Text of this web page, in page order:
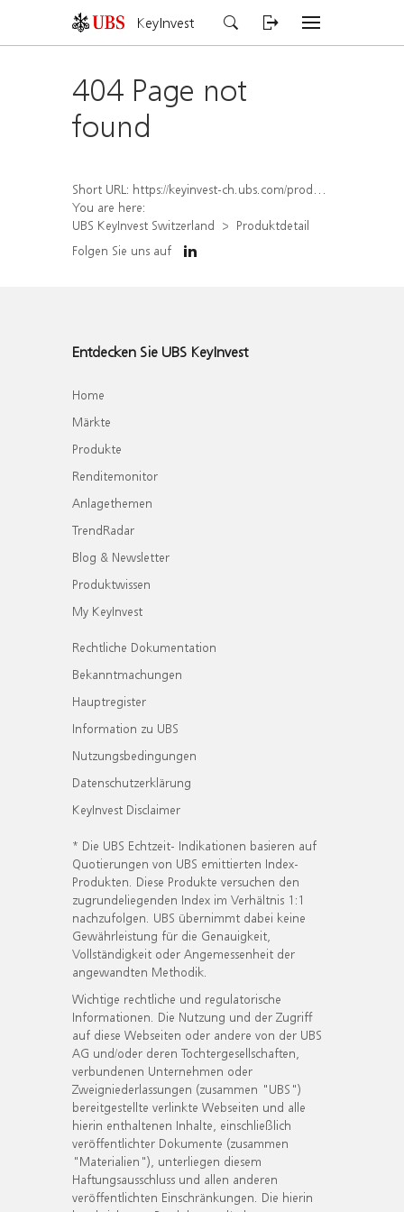
KeyInvest
404 Page not
found
Short URL: https://keyinvest-ch.ubs.com/produkt/detail/index/isin/CH1577853836
You are here:
UBS KeyInvest Switzerland
Produktdetail
Folgen Sie uns auf
Entdecken Sie UBS KeyInvest
Home
Märkte
Produkte
Renditemonitor
Anlagethemen
TrendRadar
Blog & Newsletter
Produktwissen
My KeyInvest
Rechtliche Dokumentation
Bekanntmachungen
Hauptregister
Information zu UBS
Nutzungsbedingungen
Datenschutzerklärung
KeyInvest Disclaimer
* Die UBS Echtzeit- Indikationen basieren auf
Quotierungen von UBS emittierten Index-
Produkten. Diese Produkte versuchen den
zugrundeliegenden Index im Verhältnis 1:1
nachzufolgen. UBS übernimmt dabei keine
Gewährleistung für die Genauigkeit,
Vollständigkeit oder Angemessenheit der
angewandten Methodik.
Wichtige rechtliche und regulatorische
Informationen. Die Nutzung und der Zugriff
auf diese Webseiten oder andere von der UBS
AG und/oder deren Tochtergesellschaften,
verbundenen Unternehmen oder
Zweigniederlassungen (zusammen "UBS")
bereitgestellte verlinkte Webseiten und alle
hierin enthaltenen Inhalte, einschließlich
veröffentlichter Dokumente (zusammen
"Materialien"), unterliegen diesem
Haftungsausschluss und allen anderen
veröffentlichten Einschränkungen. Die hierin